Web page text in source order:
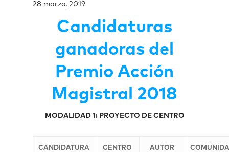
28 marzo, 2019
Candidaturas
ganadoras del
Premio Acción
Magistral 2018
MODALIDAD 1: PROYECTO DE CENTRO
CANDIDATURA
CENTRO
AUTOR